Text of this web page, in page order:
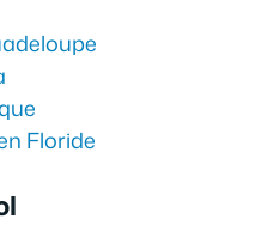
Floride